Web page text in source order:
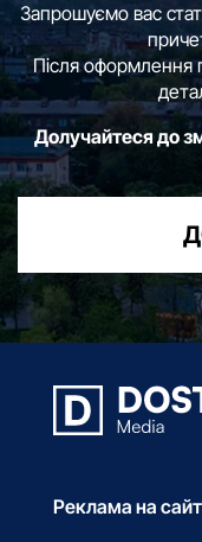
Запрошуємо вас
Після оформлення
Долучайтеся до
Реклама на